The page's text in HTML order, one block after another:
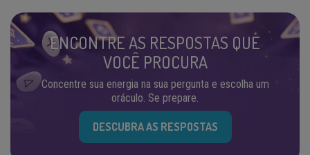
ENCONTRE AS RESPOSTAS QUE
VOCÊ PROCURA
Concentre sua energia na sua pergunta e escolha um
oráculo. Se prepare.
DESCUBRA AS RESPOSTAS